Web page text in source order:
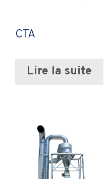
CTA
Lire la suite